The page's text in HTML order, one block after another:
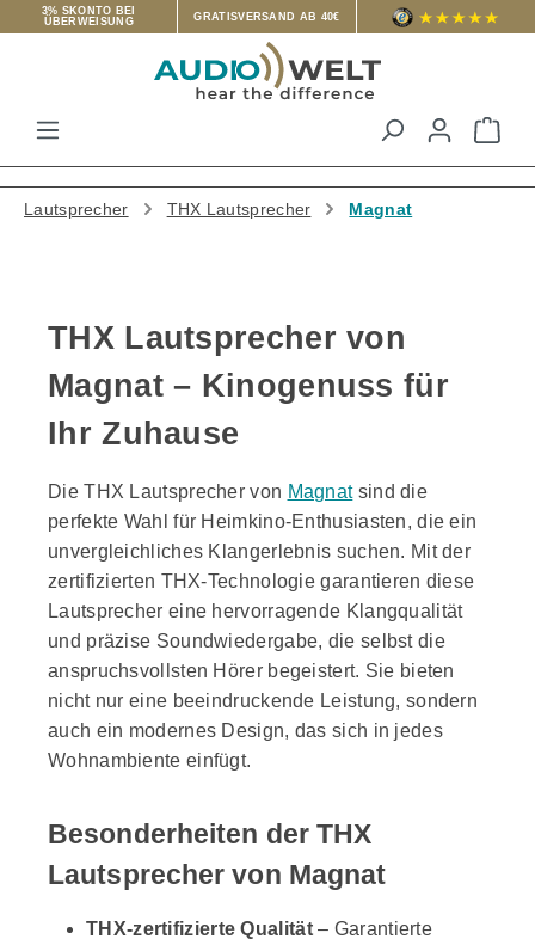
3% SKONTO BEI
ÜBERWEISUNG
GRATISVERSAND AB 40€
Lautsprecher THX Lautsprecher Magnat
THX Lautsprecher von
Magnat – Kinogenuss für
Ihr Zuhause
Die THX Lautsprecher von Magnatsind die
perfekte Wahl für Heimkino-Enthusiasten, die ein
unvergleichliches Klangerlebnis suchen. Mit der
zertifizierten THX-Technologie garantieren diese
Lautsprecher eine hervorragende Klangqualität
und präzise Soundwiedergabe, die selbst die
anspruchsvollsten Hörer begeistert. Sie bieten
nicht nur eine beeindruckende Leistung, sondern
auch ein modernes Design, das sich in jedes
Wohnambiente einfügt.
Besonderheiten der THX
Lautsprecher von Magnat
THX-zertifizierte Qualität– Garantierte